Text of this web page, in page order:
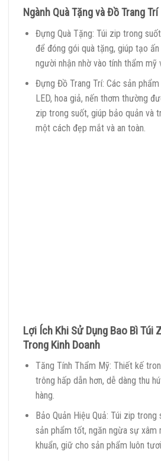
Ngành Quà Tặng và Đồ Trang Trí
Đựng Quà Tặng: Túi zip trong
để đóng gói quà tặng, giúp tạo
người nhận nhờ vào tính thẩm mỹ
Đựng Đồ Trang Trí: Các sản
LED, hoa giả, nến thơm thường
zip trong suốt, giúp bảo quản và
một cách đẹp mắt và an toàn.
Lợi Ích Khi Sử Dụng Bao Bì Túi
Trong Kinh Doanh
Tăng Tính Thẩm Mỹ: Thiết kế
trông hấp dẫn hơn, dễ dàng thu
hàng.
Bảo Quản Hiệu Quả: Túi zip
sản phẩm tốt, ngăn ngừa sự xâm
khuẩn, giữ cho sản phẩm luôn